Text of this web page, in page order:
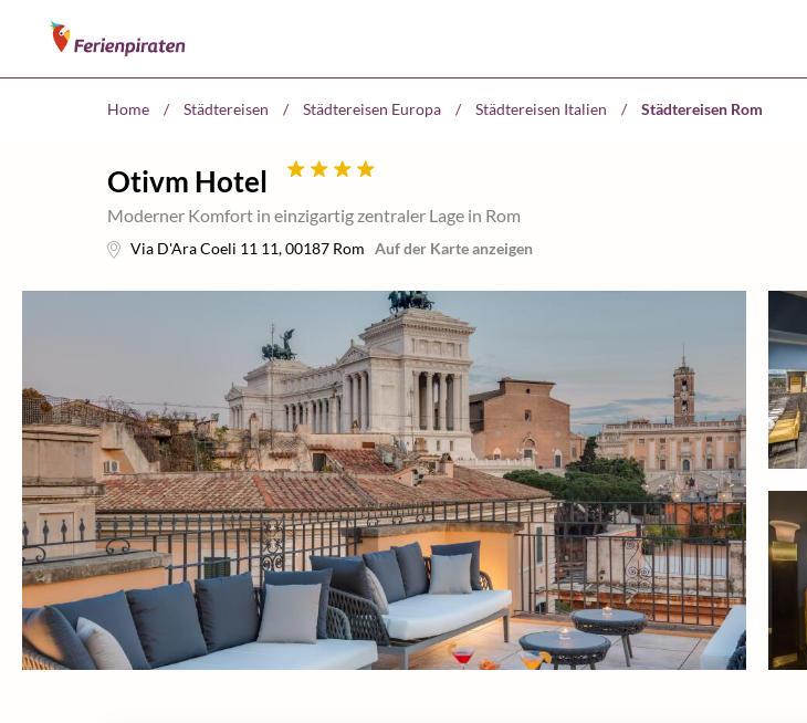
Home / Städtereisen / Städtereisen Europa / Städtereisen Italien / Städtereisen Rom
Otivm Hotel
Moderner Komfort in einzigartig zentraler Lage in Rom
Via D'Ara Coeli 11 11,00187 Rom Auf der Karte anzeigen